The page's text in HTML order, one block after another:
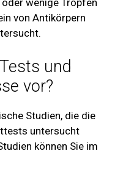
wenige Tropfen
von Antikörpern
und
vor?
Studien, die die
untersucht
können Sie im